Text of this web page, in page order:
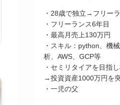
・28歳で独立→フリー
・フリーランス6年目
・最高月売上130万円
・スキル：python、機
析、AWS、GCP等
・セミリタイアを目指
→投資資産1000万円を
・一児の父